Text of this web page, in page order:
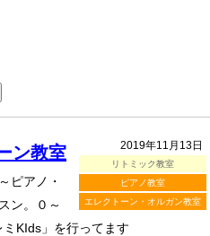
2019年11月13日
リトミック教室
ピアノ教室
エレクトーン・オルガン教室
ン教室
ピアノ・
ン。０～
KIds」を行ってます